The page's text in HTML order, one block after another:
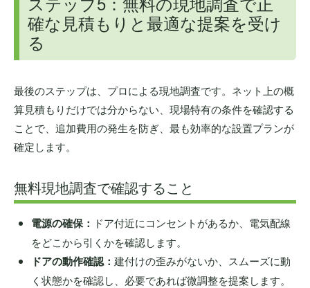
確な見積もりと最適な提案を受け
る
最後のステップは、プロによる現地調査です。ネット上の概
算見積もりだけでは分からない、現場特有の条件を確認する
ことで、追加費用の発生を防ぎ、最も効率的な設置プランが
確定します。
無料現地調査で確認すること
電源の確保： ドア付近にコンセントがあるか、電気配線
をどこから引くかを確認します。
ドアの動作確認： 建付けの歪みがないか、スムーズに動
く状態かを確認し、必要であれば微調整を提案します。